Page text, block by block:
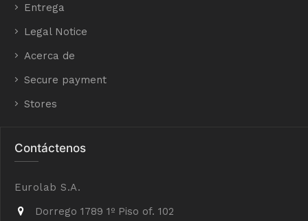
Entrega
Legal Notice
Acerca de
Secure payment
Stores
Contáctenos
Eurolab S.A.
Dorrego 1789 1º Piso of. 102